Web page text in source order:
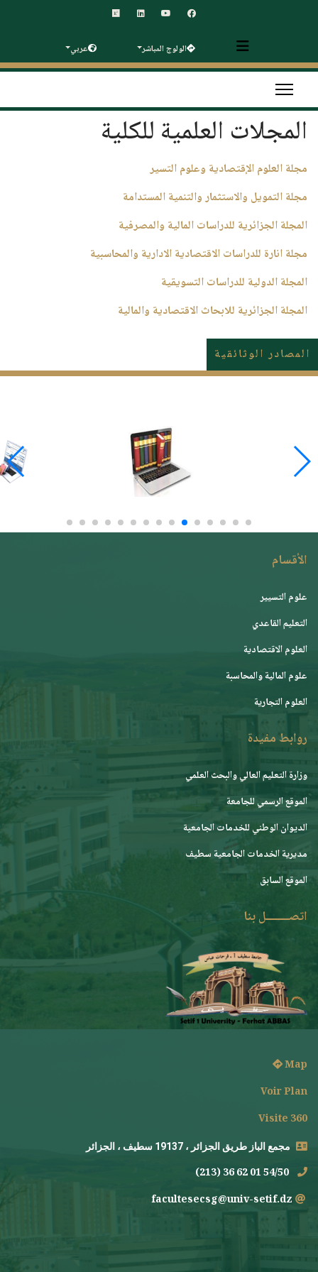
الولوج المباشر عربي
المجلات العلمية للكلية
مجلة العلوم الإقتصادية وعلوم التسير
مجلة التمويل والاستثمار والتنمية المستدامة
المجلة الجزائرية للدراسات المالية والمصرفية
مجلة انارة للدراسات الاقتصادية الادارية والمحاسبية
المجلة الدولية للدراسات التسويقية
المجلة الجزائرية للابحاث الاقتصادية والمالية
المصادر الوثائقية
الأقسام
علوم التسيير
التعليم القاعدي
العلوم الاقتصادية
علوم المالية والمحاسبة
العلوم التجارية
روابط مفيدة
وزارة التعليم العالي والبحث العلمي
الموقع الرسمي للجامعة
ﺍﻟﺪﻳﻮﺍﻥ ﺍﻟﻮﻃﻨﻲ ﻟﻠﺨﺪﻣﺎﺕ ﺍﻟﺠﺎﻣﻌﻴﺔ
مديرية الخدمات الجامعية سطيف
الموقع السابق
اتصــــــــل بنا
Map
Voir Plan
Visite 360
مجمع الباز طريق الجزائر ، 19137 سطيف ، الجزائر
(213) 36 62 01 54/50
facultesecsg@univ-setif.dz